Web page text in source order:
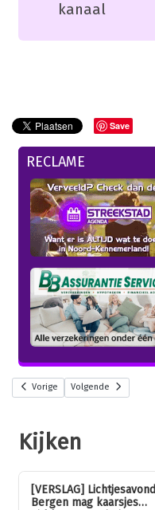
kanaal
Save
RECLAME
Vorige Volgende
Kijken
[VERSLAG] Lichtjesavond
Bergen mag kaarsjes